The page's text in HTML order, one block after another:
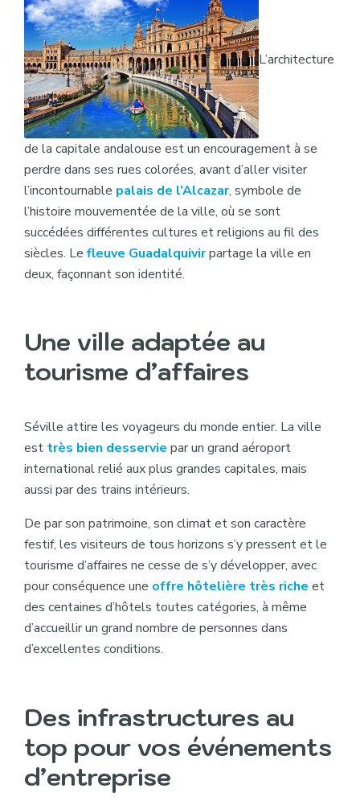
L’architecture
de la capitale andalouse est un encouragement à se
perdre dans ses rues colorées, avant d’aller visiter
l’incontournable palais de l’Alcazar, symbole de
l’histoire mouvementée de la ville, où se sont
succédées différentes cultures et religions au fil des
siècles. Lefleuve Guadalquivirpartage la ville en
deux, façonnant son identité.
Une ville adaptée au
tourisme d’affaires
Séville attire les voyageurs du monde entier. La ville
est très bien desservie par un grand aéroport
international relié aux plus grandes capitales, mais
aussi par des trains intérieurs.
De par son patrimoine, son climat et son caractère
festif, les visiteurs de tous horizons s’y pressent et le
tourisme d’affaires ne cesse de s’y développer, avec
pour conséquence une offre hôtelière très riche et
des centaines d’hôtels toutes catégories, à même
d’accueillir un grand nombre de personnes dans
d’excellentes conditions.
Des infrastructures au
top pour vos événements
d’entreprise